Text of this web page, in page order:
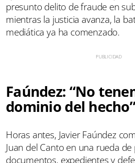
presunto delito de fraude en
mientras la justicia avanza, la
mediática ya ha comenzado.
Faúndez: “No
dominio del hecho
Horas antes, Javier Faúndez
Juan del Canto en una rueda
documentos, expedientes y